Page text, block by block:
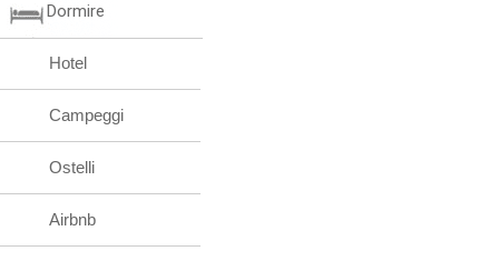
Dormire
Hotel
Campeggi
Ostelli
Airbnb